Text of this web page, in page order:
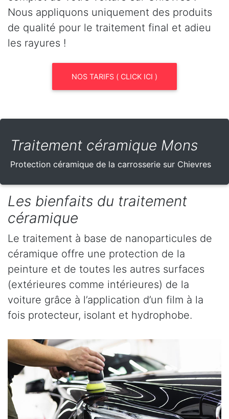
Nous appliquons uniquement des produits
de qualité pour le traitement final et adieu
les rayures !
NOS TARIFS ( CLICK ICI )
Traitement céramique Mons
Protection céramique de la carrosserie sur Chievres
Les bienfaits du traitement
céramique
Le traitement à base de nanoparticules de
céramique offre une protection de la
peinture et de toutes les autres surfaces
(extérieures comme intérieures) de la
voiture grâce à l’application d’un film à la
fois protecteur, isolant et hydrophobe.